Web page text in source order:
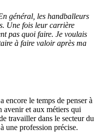
général, les handballeurs
Une fois leur carrière
pas quoi faire. Je voulais
à faire valoir après ma
encore le temps de penser à
avenir et aux métiers qui
travailler dans le secteur du
une profession précise.